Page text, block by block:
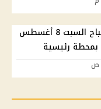
انقطاع المياه 3 ساعات صباح السبت 8 أغسطس
بمحطة رئيسية